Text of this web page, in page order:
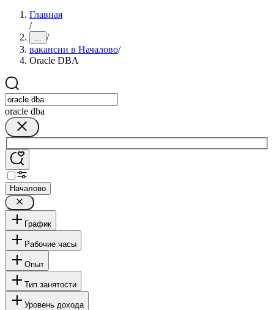
Главная
/
... /
вакансии в Началово/
Oracle DBA
oracle dba
Началово
График
Рабочие часы
Опыт
Тип занятости
Уровень дохода